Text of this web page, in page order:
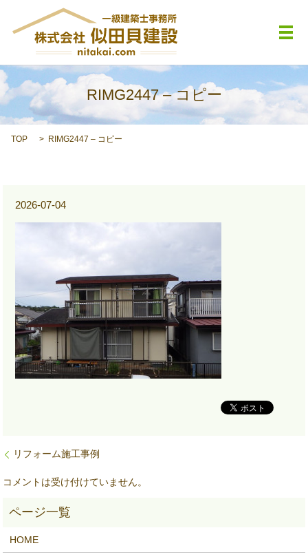
メ
RIMG2447 – コピー
TOP RIMG2447 – コピー
2026-07-04
リフォーム施工事例
コメントは受け付けていません。
HOME